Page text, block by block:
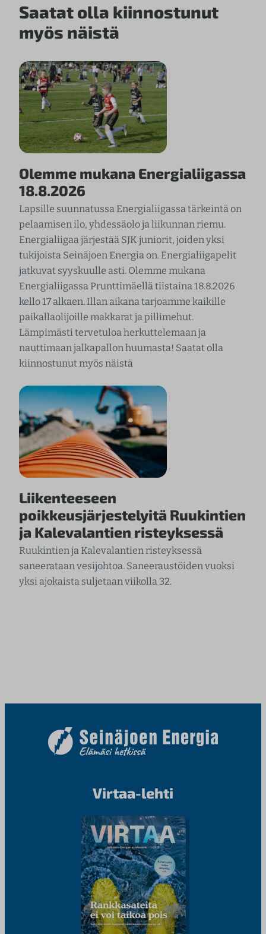
Saatat olla kiinnostunut
myös näistä
Olemme mukana Energialiigassa
18.8.2026
Lapsille suunnatussa Energialiigassa tärkeintä on
pelaamisen ilo, yhdessäolo ja liikunnan riemu.
Energialiigaa järjestää SJK juniorit, joiden yksi
tukijoista Seinäjoen Energia on. Energialiigapelit
jatkuvat syyskuulle asti. Olemme mukana
Energialiigassa Prunttimäellä tiistaina 18.8.2026
kello 17 alkaen. Illan aikana tarjoamme kaikille
paikallaolijoille makkarat ja pillimehut.
Lämpimästi tervetuloa herkuttelemaan ja
nauttimaan jalkapallon huumasta! Saatat olla
kiinnostunut myös näistä
Liikenteeseen
poikkeusjärjestelyitä Ruukintien
ja Kalevalantien risteyksessä
Ruukintien ja Kalevalantien risteyksessä
saneerataan vesijohtoa. Saneeraustöiden vuoksi
yksi ajokaista suljetaan viikolla 32.
Virtaa-lehti